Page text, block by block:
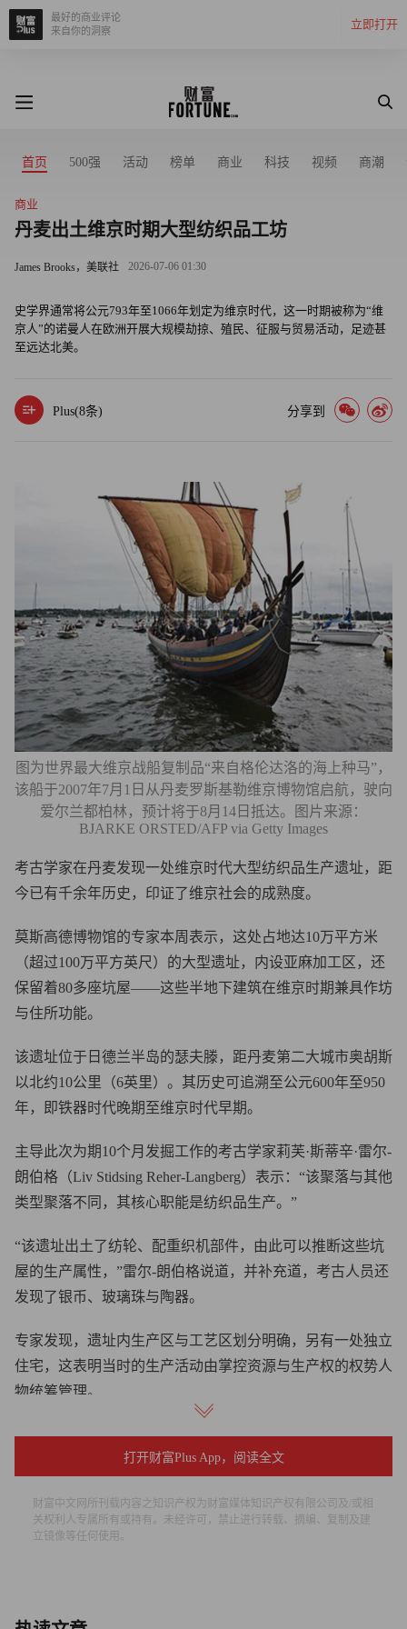
立即打开
最好的商业评论
来自你的洞察
首页 500强 活动 榜单 商业 科技 视频 商潮
商业
丹麦出土维京时期大型纺织品工坊
James Brooks，美联社 2026-07-06 01:30
史学界通常将公元793年至1066年划定为维京时代，这一时期被称为“维
京人”的诺曼人在欧洲开展大规模劫掠、殖民、征服与贸易活动，足迹甚
至远达北美。
Plus(8条) 分享到
图为世界最大维京战船复制品“来自格伦达洛的海上种马”，
该船于2007年7月1日从丹麦罗斯基勒维京博物馆启航，驶向
爱尔兰都柏林，预计将于8月14日抵达。图片来源：
BJARKE ORSTED/AFP via Getty Images
考古学家在丹麦发现一处维京时代大型纺织品生产遗址，距
今已有千余年历史，印证了维京社会的成熟度。
莫斯高德博物馆的专家本周表示，这处占地达10万平方米
（超过100万平方英尺）的大型遗址，内设亚麻加工区，还
保留着80多座坑屋——这些半地下建筑在维京时期兼具作坊
与住所功能。
该遗址位于日德兰半岛的瑟夫滕，距丹麦第二大城市奥胡斯
以北约10公里（6英里）。其历史可追溯至公元600年至950
年，即铁器时代晚期至维京时代早期。
主导此次为期10个月发掘工作的考古学家莉芙·斯蒂辛·雷尔-
朗伯格（Liv Stidsing Reher-Langberg）表示：“该聚落与其他
类型聚落不同，其核心职能是纺织品生产。”
“该遗址出土了纺轮、配重织机部件，由此可以推断这些坑
屋的生产属性，”雷尔-朗伯格说道，并补充道，考古人员还
发现了银币、玻璃珠与陶器。
专家发现，遗址内生产区与工艺区划分明确，另有一处独立
住宅，这表明当时的生产活动由掌控资源与生产权的权势人
物统筹管理。
雷尔-朗伯格介绍，过去三十年间，当地民众借助金属探测
器在这片区域挖出多枚银币。一年半前，在新道路和工业区
“从探沟剖面就能看出，遗址范围不断延伸，房屋、坑屋以
Andersen）表示，瑟夫滕遗址的发现，是理解当时当地经
打开财富Plus App，阅读全文
财富中文网所刊载内容之知识产权为财富媒体知识产权有限公司及/或相
关权利人专属所有或持有。未经许可，禁止进行转载、摘编、复制及建
立镜像等任何使用。